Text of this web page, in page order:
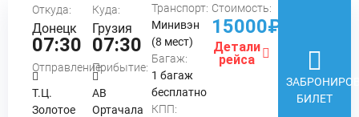
Откуда:
Донецк
07:30
Отправление:
Т.Ц.
Золотое
Куда:
Грузия
07:30
Прибытие:
АВ
Ортачала
Транспорт:
Минивэн
(8 мест)
Багаж:
1 багаж
бесплатно
КПП:
Стоимость:
15000₽
Детали
рейса
БИЛЕТ